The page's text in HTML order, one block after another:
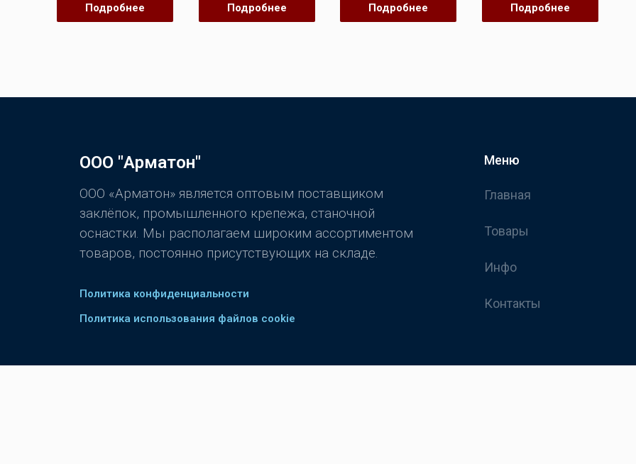
Подробнее Подробнее Подробнее Подробнее
ООО "Арматон"
ООО «Арматон» является оптовым поставщиком
заклёпок, промышленного крепежа, станочной
оснастки. Мы располагаем широким ассортиментом
товаров, постоянно присутствующих на складе.
Политика конфиденциальности
Политика использования файлов cookie
Меню
Главная
Товары
Инфо
Контакты